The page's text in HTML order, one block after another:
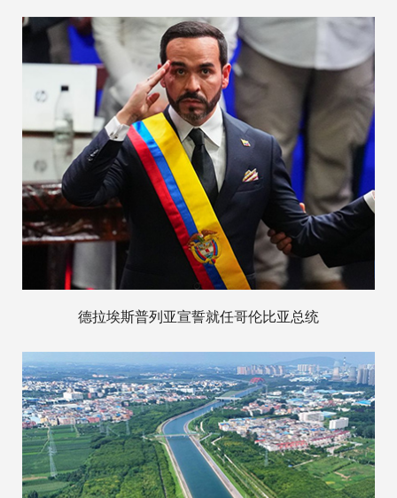
德拉埃斯普列亚宣誓就任哥伦比亚总统